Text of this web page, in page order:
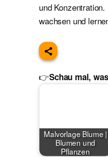
und
wachsen und
👉Schau mal,
Malvorlage Blume |
Blumen und
Pflanzen